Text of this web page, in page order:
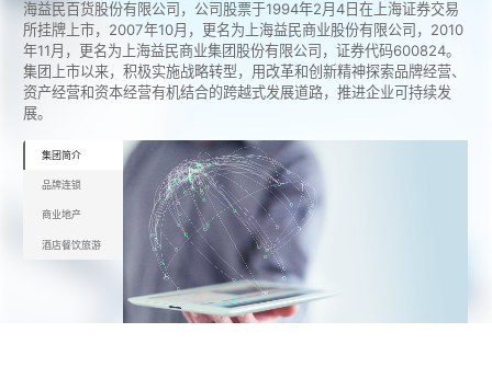
海益民百货股份有限公司，公司股票于1994年2月4日在上海证券交易
所挂牌上市，2007年10月，更名为上海益民商业股份有限公司，2010
年11月，更名为上海益民商业集团股份有限公司，证券代码600824。
集团上市以来，积极实施战略转型，用改革和创新精神探索品牌经营、
资产经营和资本经营有机结合的跨越式发展道路，推进企业可持续发
展。
集团简介
品牌连锁
商业地产
酒店餐饮旅游